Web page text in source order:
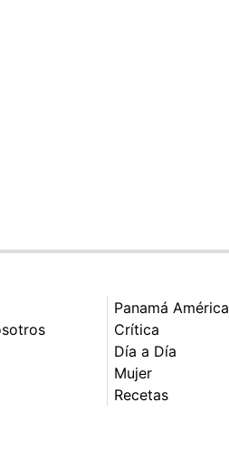
Panamá América
Crítica
Día a Día
Mujer
Recetas